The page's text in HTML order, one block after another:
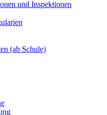
und Inspektionen
(ab Schule)